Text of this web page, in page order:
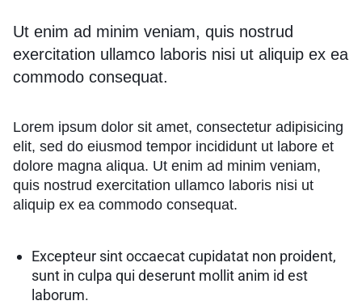
Ut enim ad minim veniam, quis nostrud
exercitation ullamco laboris nisi ut aliquip ex ea
commodo consequat.
Lorem ipsum dolor sit amet, consectetur adipisicing
elit, sed do eiusmod tempor incididunt ut labore et
dolore magna aliqua. Ut enim ad minim veniam,
quis nostrud exercitation ullamco laboris nisi ut
aliquip ex ea commodo consequat.
Excepteur sint occaecat cupidatat non proident,
sunt in culpa qui deserunt mollit anim id est
laborum.